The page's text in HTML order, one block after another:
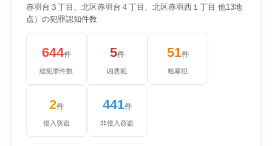
赤羽台３丁目、北区赤羽台４丁目、北区赤羽西１丁目 他13地
点）の犯罪認知件数
644件
総犯罪件数
5件
凶悪犯
51件
粗暴犯
2件
侵入窃盗
441件
非侵入窃盗